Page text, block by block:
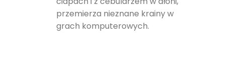
przemierza nieznane krainy w
grach komputerowych.